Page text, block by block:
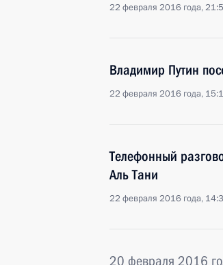
22 февраля 2016 года,
Владимир Путин
22 февраля 2016 года,
Телефонный
Аль Тани
22 февраля 2016 года,
20 февраля 2016